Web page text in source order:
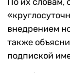
внедрением
также
подпиской